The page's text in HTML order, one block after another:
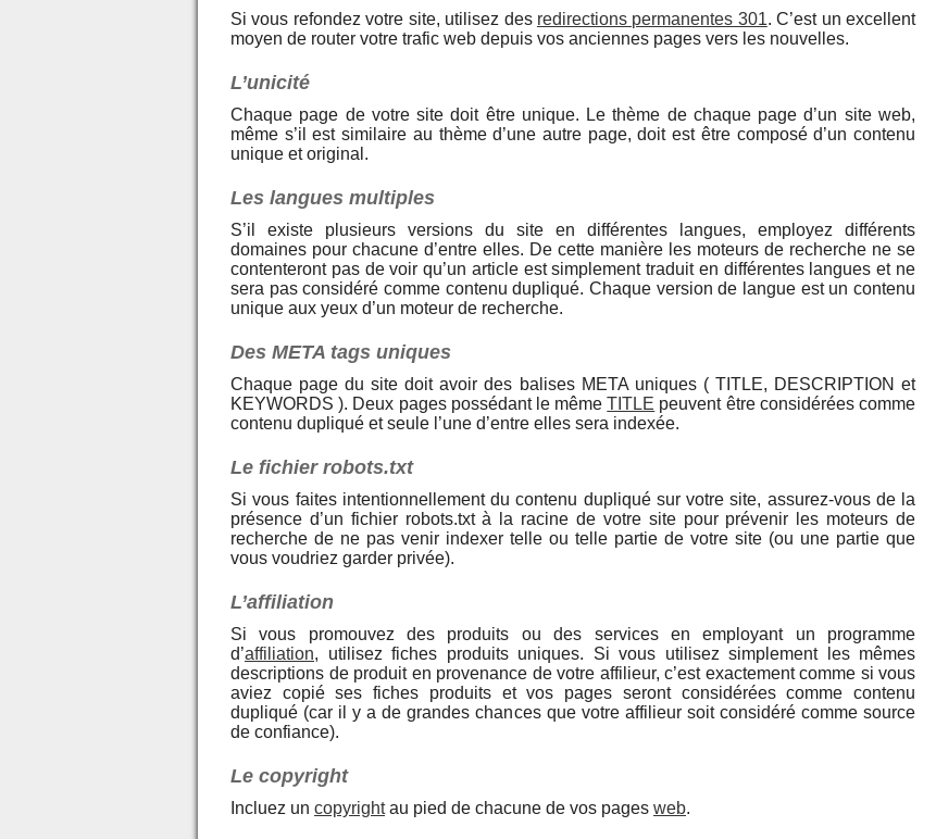
Si vous refondez votre site, utilisez des redirections permanentes 301. C’est un excellent
moyen de router votre trafic web depuis vos anciennes pages vers les nouvelles.
L’unicité
Chaque page de votre site doit être unique. Le thème de chaque page d’un site web,
même s’il est similaire au thème d’une autre page, doit est être composé d’un contenu
unique et original.
Les langues multiples
S’il existe plusieurs versions du site en différentes langues, employez différents
domaines pour chacune d’entre elles. De cette manière les moteurs de recherche ne se
contenteront pas de voir qu’un article est simplement traduit en différentes langues et ne
sera pas considéré comme contenu dupliqué. Chaque version de langue est un contenu
unique aux yeux d’un moteur de recherche.
Des META tags uniques
Chaque page du site doit avoir des balises META uniques ( TITLE, DESCRIPTION et
KEYWORDS ). Deux pages possédant le mêmeTITLE peuvent être considérées comme
contenu dupliqué et seule l’une d’entre elles sera indexée.
Le fichier robots.txt
Si vous faites intentionnellement du contenu dupliqué sur votre site, assurez-vous de la
présence d’un fichier robots.txt à la racine de votre site pour prévenir les moteurs de
recherche de ne pas venir indexer telle ou telle partie de votre site (ou une partie que
vous voudriez garder privée).
L’affiliation
Si vous promouvez des produits ou des services en employant un programme
d’affiliation, utilisez fiches produits uniques. Si vous utilisez simplement les mêmes
descriptions de produit en provenance de votre affilieur, c’est exactement comme si vous
aviez copié ses fiches produits et vos pages seront considérées comme contenu
dupliqué (car il y a de grandes chances que votre affilieur soit considéré comme source
de confiance).
Le copyright
Incluez un copyrightau pied de chacune de vos pages web.